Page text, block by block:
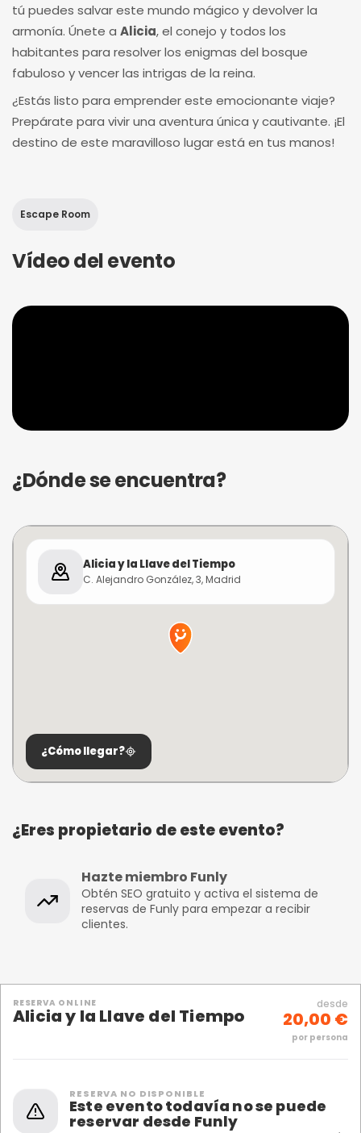
tú puedes salvar este mundo mágico y devolver la
armonía. Únete a Alicia, el conejo y todos los
habitantes para resolver los enigmas del bosque
fabuloso y vencer las intrigas de la reina.
¿Estás listo para emprender este emocionante viaje?
Prepárate para vivir una aventura única y cautivante. ¡El
destino de este maravilloso lugar está en tus manos!
Escape Room
Vídeo del evento
¿Dónde se encuentra?
Alicia y la Llave del Tiempo
C. Alejandro González, 3, Madrid
¿Cómo llegar?
¿Eres propietario de este evento?
Hazte miembro Funly
Obtén SEO gratuito y activa el sistema de
reservas de Funly para empezar a recibir
clientes.
RESERVA ONLINE
Alicia y la Llave del Tiempo
desde
20,00 €
por persona
RESERVA NO DISPONIBLE
Este evento todavía no se puede
reservar desde Funly